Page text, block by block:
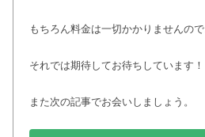
もちろん料金は一切かかりませんの
それでは期待してお待ちしています！
また次の記事でお会いしましょう。